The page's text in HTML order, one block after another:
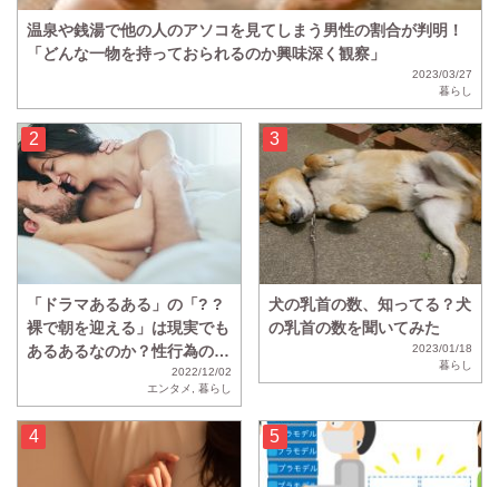
温泉や銭湯で他の人のアソコを見てしまう男性の割合が判明！
「どんな一物を持っておられるのか興味深く観察」
2023/03/27
暮らし
「ドラマあるある」の「? ?
裸で朝を迎える」は現実でも
あるあるなのか？性行為のあ
と「? ?裸で寝る」と回答し
た人の割合は・・・？
2022/12/02
エンタメ
暮らし
犬の乳首の数、知ってる？犬
の乳首の数を聞いてみた
2023/01/18
暮らし